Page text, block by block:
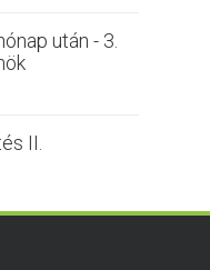
után - 3.
II.